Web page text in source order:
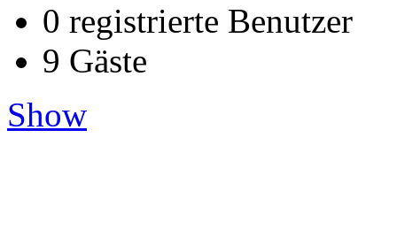
0 registrierte Benutzer
9 Gäste
Show